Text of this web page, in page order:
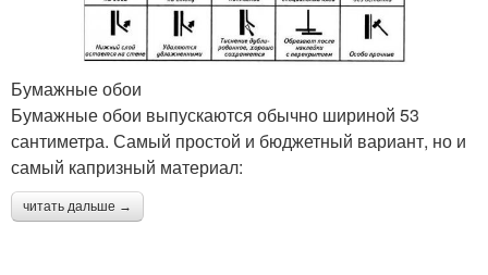
Бумажные обои
Бумажные обои выпускаются обычно шириной 53
сантиметра. Самый простой и бюджетный вариант, но и
самый капризный материал:
читать дальше →